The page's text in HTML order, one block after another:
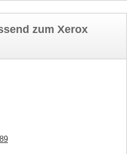
zum Xerox